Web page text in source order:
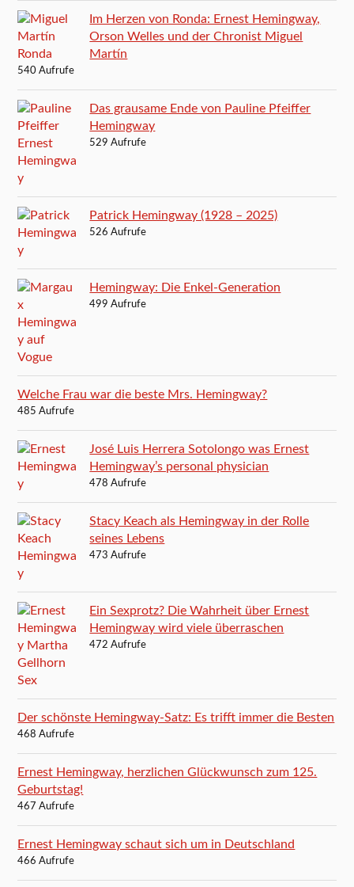
Im Herzen von Ronda: Ernest Hemingway,
Orson Welles und der Chronist Miguel
Martín
540 Aufrufe
Das grausame Ende von Pauline Pfeiffer
Hemingway
529 Aufrufe
Patrick Hemingway (1928 – 2025)
526 Aufrufe
Hemingway: Die Enkel-Generation
499 Aufrufe
Welche Frau war die beste Mrs. Hemingway?
485 Aufrufe
José Luis Herrera Sotolongo was Ernest
Hemingway’s personal physician
478 Aufrufe
Stacy Keach als Hemingway in der Rolle
seines Lebens
473 Aufrufe
Ein Sexprotz? Die Wahrheit über Ernest
Hemingway wird viele überraschen
472 Aufrufe
Der schönste Hemingway-Satz: Es trifft immer die Besten
468 Aufrufe
Ernest Hemingway, herzlichen Glückwunsch zum 125.
Geburtstag!
467 Aufrufe
Ernest Hemingway schaut sich um in Deutschland
466 Aufrufe